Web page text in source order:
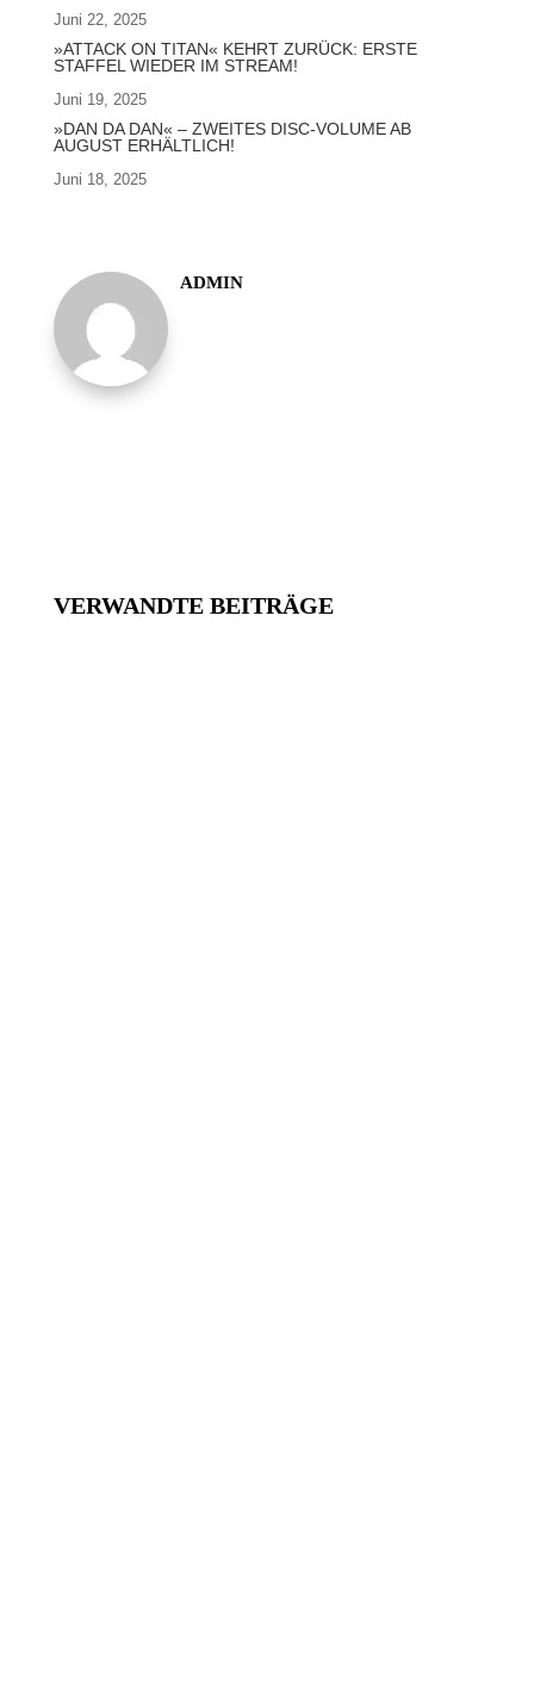
Juni 22, 2025
»ATTACK ON TITAN« KEHRT ZURÜCK: ERSTE
STAFFEL WIEDER IM STREAM!
Juni 19, 2025
»DAN DA DAN« – ZWEITES DISC-VOLUME AB
AUGUST ERHÄLTLICH!
Juni 18, 2025
ADMIN
VERWANDTE BEITRÄGE